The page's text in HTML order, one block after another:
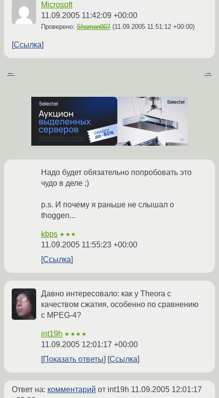
Microsoft
11.09.2005 11:42:09 +00:00
Проверено: Shaman007 (11.09.2005 11:51:12 +00:00)
Ссылка
← →
Надо будет обязательно попробовать это
чудо в деле ;)
p.s. И почему я раньше не слышал о
thoggen...
kbps ★★★
11.09.2005 11:55:23 +00:00
Ссылка
Давно интересовало: как у Theora с
качеством сжатия, особенно по сравнению
с MPEG-4?
int19h ★★★★
11.09.2005 12:01:17 +00:00
Показать ответы
Ссылка
Ответ на: комментарий от int19h 11.09.2005 12:01:17